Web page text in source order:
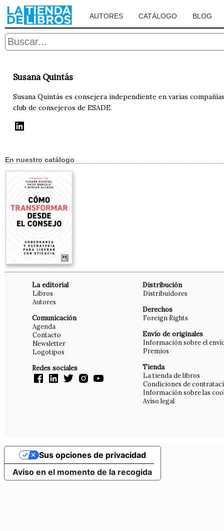
AUTORES CATÁLOGO BLOG
Susana Quintás
Susana Quintás es consejera independiente en varias
club de consejeros de ESADE.
En nuestro catálogo
La editorial
Libros
Autores
Comunicación
Agenda
Contacto
Newsletter
Logotipos
Redes sociales
Distribución
Distribuidores
Derechos
Foreign Rights
Envío de originales
Información sobre el
Premios
Tienda
La tienda de libros
Condiciones de
Información sobre las
Aviso legal
Aviso en el momento de la recogida
Sus opciones de privacidad